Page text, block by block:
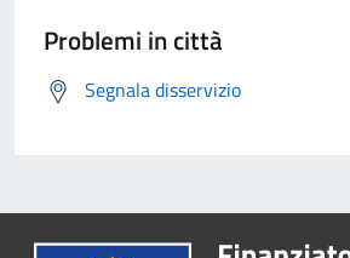
Problemi in città
Segnala disservizio